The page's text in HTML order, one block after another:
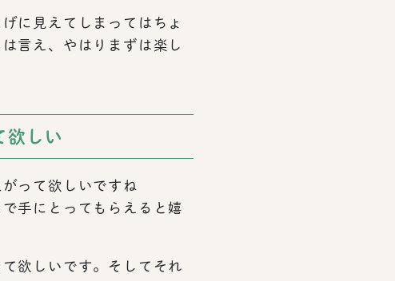
に見えてしまってはちょ
言え、やはりまずは楽し
欲しい
って欲しいですね
手にとってもらえると嬉
欲しいです。そしてそれ